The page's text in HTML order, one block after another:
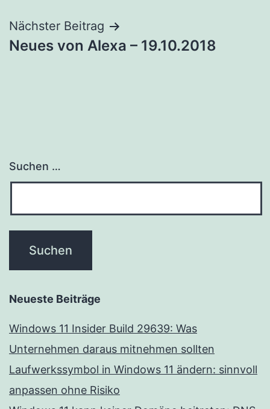
Nächster Beitrag
Neues von Alexa – 19.10.2018
Suchen …
Neueste Beiträge
Windows 11 Insider Build 29639: Was
Unternehmen daraus mitnehmen sollten
Laufwerkssymbol in Windows 11 ändern: sinnvoll
anpassen ohne Risiko